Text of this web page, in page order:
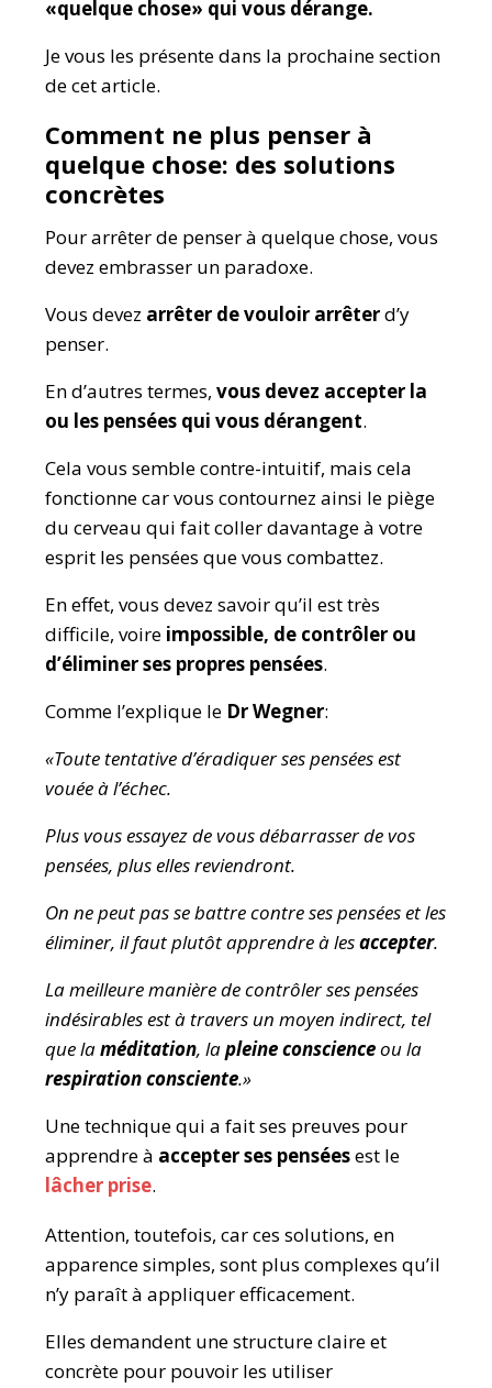
«quelque chose» qui vous dérange.
Je vous les présente dans la prochaine section
de cet article.
Comment ne plus penser à
quelque chose: des solutions
concrètes
Pour arrêter de penser à quelque chose, vous
devez embrasser un paradoxe.
Vous devez arrêter de vouloir arrêterd’y
penser.
En d’autres termes, vous devez accepter la
ou les pensées qui vous dérangent.
Cela vous semble contre-intuitif, mais cela
fonctionne car vous contournez ainsi le piège
du cerveau qui fait coller davantage à votre
esprit les pensées que vous combattez.
En effet, vous devez savoir qu’il est très
difficile, voire impossible, de contrôler ou
d’éliminer ses propres pensées.
Comme l’explique le Dr Wegner:
«Toute tentative d’éradiquer ses pensées est
vouée à l’échec.
Plus vous essayez de vous débarrasser de vos
pensées, plus elles reviendront.
On ne peut pas se battre contre ses pensées et les
éliminer, il faut plutôt apprendre à lesaccepter.
La meilleure manière de contrôler ses pensées
indésirables est à travers un moyen indirect, tel
que laméditation, lapleine conscienceou la
respiration consciente.»
Une technique qui a fait ses preuves pour
apprendre à accepter ses penséesest le
lâcher prise.
Attention, toutefois, car ces solutions, en
apparence simples, sont plus complexes qu’il
n’y paraît à appliquer efficacement.
Elles demandent une structure claire et
concrète pour pouvoir les utiliser